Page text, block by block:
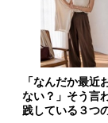
「なんだか最近
ない？」そう言
践している３つ